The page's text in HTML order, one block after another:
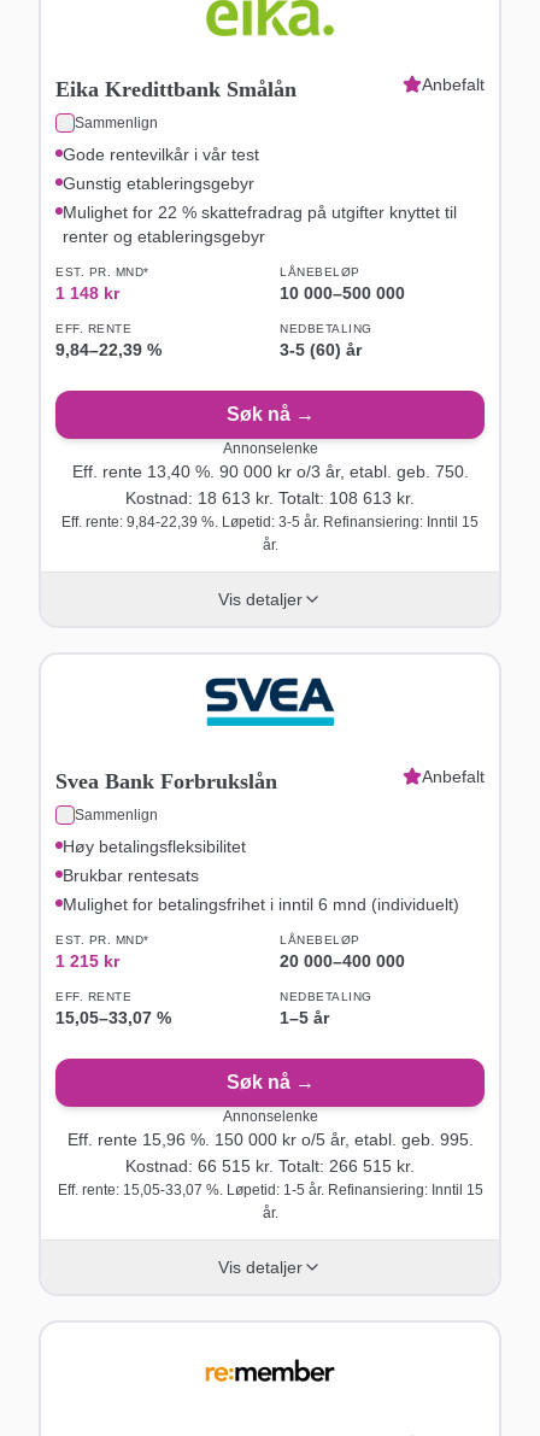
Eika Kredittbank Smålån
Sammenlign
Anbefalt
Gode rentevilkår i vår test
Gunstig etableringsgebyr
Mulighet for 22 % skattefradrag på utgifter knyttet til
renter og etableringsgebyr
EST. PR. MND*
1 148 kr
LÅNEBELØP
10 000–500 000
EFF. RENTE
9,84–22,39 %
NEDBETALING
3-5 (60) år
Søk nå →
Annonselenke
Eff. rente 13,40%. 90 000kr o/3 år, etabl. geb. 750.
Kostnad: 18 613 kr. Totalt: 108 613 kr.
Eff. rente: 9,84-22,39 %. Løpetid: 3-5 år. Refinansiering: Inntil 15
år.
Vis detaljer
Svea Bank Forbrukslån
Sammenlign
Anbefalt
Høy betalingsfleksibilitet
Brukbar rentesats
Mulighet for betalingsfrihet i inntil 6 mnd (individuelt)
EST. PR. MND*
1 215 kr
LÅNEBELØP
20 000–400 000
EFF. RENTE
15,05–33,07 %
NEDBETALING
1–5 år
Søk nå →
Annonselenke
Eff. rente 15,96 %. 150 000kr o/5år, etabl. geb. 995.
Kostnad: 66 515 kr. Totalt: 266 515 kr.
Eff. rente: 15,05-33,07 %. Løpetid: 1-5 år. Refinansiering: Inntil 15
år.
Vis detaljer